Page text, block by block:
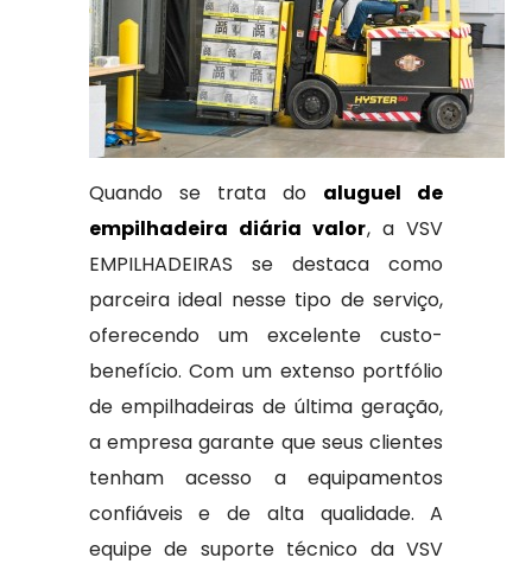
Quando se trata do aluguel de
empilhadeira diária valor, a VSV
EMPILHADEIRAS se destaca como
parceira ideal nesse tipo de serviço,
oferecendo um excelente custo-
benefício. Com um extenso portfólio
de empilhadeiras de última geração,
a empresa garante que seus clientes
tenham acesso a equipamentos
confiáveis e de alta qualidade. A
equipe de suporte técnico da VSV